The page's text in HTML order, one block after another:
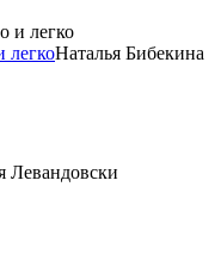
легкоНаталья Бибекина
Левандовски